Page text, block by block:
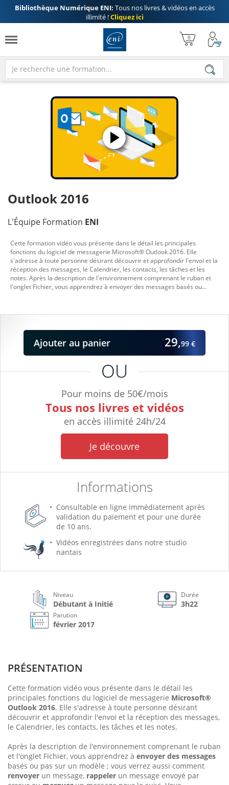
Bibliothèque Numérique ENI: Tous nos livres & vidéos en accès
illimité !Cliquez ici
Outlook 2016
L'Équipe Formation ENI
OU
Pour moins de 50€/mois
Tous nos livres et vidéos
en accès illimité 24h/24
Je découvre
Informations
Consultable en ligne immédiatement après
validation du paiement et pour une durée
de 10 ans.
Vidéos enregistrées dans notre studio
nantais
Ajouter au panier 29,99 €
Cette formation vidéo vous présente dans le détail les principales
fonctions du logiciel de messagerie Microsoft® Outlook 2016. Elle
s'adresse à toute personne désirant découvrir et approfondir l'envoi et la
réception des messages, le Calendrier, les contacts, les tâches et les
notes. Après la description de l'environnement comprenant le ruban et
l'onglet Fichier, vous apprendrez à envoyer des messages basés ou...
Niveau
Débutant à Initié
Durée
3h22
Parution
février 2017
PRÉSENTATION
Cette formation vidéo vous présente dans le détail les
principales fonctions du logiciel de messagerie Microsoft®
Outlook 2016. Elle s'adresse à toute personne désirant
découvrir et approfondir l'envoi et la réception des messages,
le Calendrier, les contacts, les tâches et les notes.
Après la description de l'environnement comprenant le ruban
et l'onglet Fichier, vous apprendrez à envoyer des messages
basés ou pas sur un modèle ; vous verrez aussi comment
renvoyer un message, rappeler un message envoyé par